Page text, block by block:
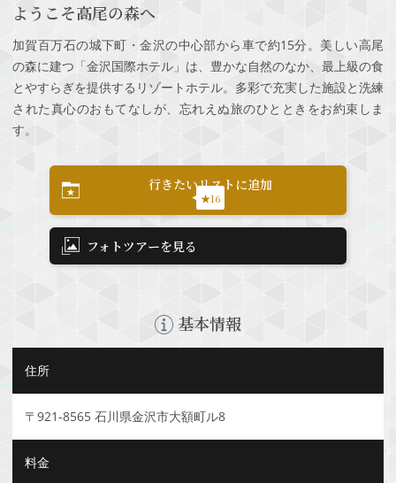
ようこそ高尾の森へ
加賀百万石の城下町・金沢の中心部から車で約15分。美しい高尾
の森に建つ「金沢国際ホテル」は、豊かな自然のなか、最上級の食
とやすらぎを提供するリゾートホテル。多彩で充実した施設と洗練
された真心のおもてなしが、忘れえぬ旅のひとときをお約束しま
す。
行きたいリストに追加
★16
フォトツアーを見る
基本情報
住所
〒921-8565 石川県金沢市大額町ル8
料金